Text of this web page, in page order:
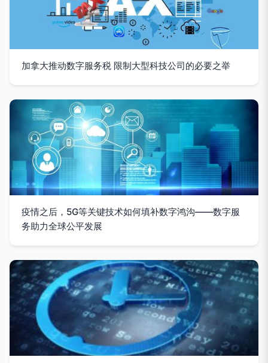
加拿大推动数字服务税 限制大型科技公司的必要之举
疫情之后，5G等关键技术如何填补数字鸿沟——数字服
务助力全球公平发展